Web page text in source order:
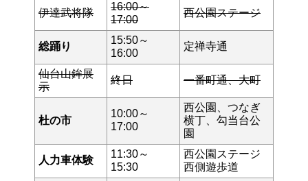
伊達武将隊
16:00～
17:00
西公園ステージ
総踊り
15:50～
16:00
定禅寺通
仙台山鉾展
示
終日 一番町通、大町
杜の市
10:00～
17:00
西公園、つなぎ
横丁、勾当台公
園
人力車体験
11:30～
15:30
西公園ステージ
西側遊歩道